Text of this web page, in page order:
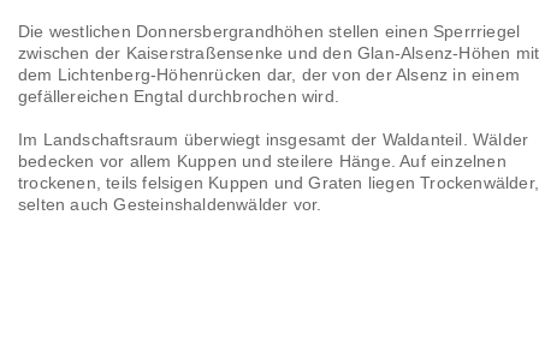
Die westlichen Donnersbergrandhöhen stellen einen Sperrriegel
zwischen der Kaiserstraßensenke und den Glan-Alsenz-Höhen mit
dem Lichtenberg-Höhenrücken dar, der von der Alsenz in einem
gefällereichen Engtal durchbrochen wird.
Im Landschaftsraum überwiegt insgesamt der Waldanteil. Wälder
bedecken vor allem Kuppen und steilere Hänge. Auf einzelnen
trockenen, teils felsigen Kuppen und Graten liegen Trockenwälder,
selten auch Gesteinshaldenwälder vor.